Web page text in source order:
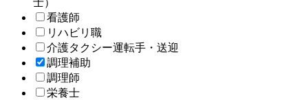
士）
看護師
リハビリ職
介護タクシー運転手・送迎
調理補助
調理師
栄養士